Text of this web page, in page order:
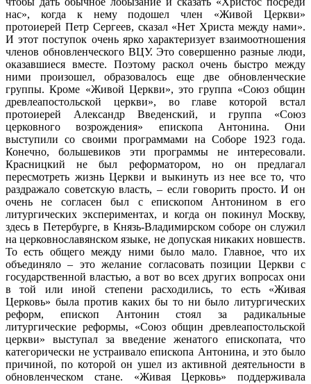
нас», когда к нему подошел член «Живой Церкви»
протоиерей Петр Сергеев, сказал «Нет Христа между нами».
И этот поступок очень ярко характеризует взаимоотношения
членов обновленческого ВЦУ. Это совершенно разные люди,
оказавшиеся вместе. Поэтому раскол очень быстро между
ними произошел, образовалось еще две обновленческие
группы. Кроме «Живой Церкви», это группа «Союз общин
древлеапостольской церкви», во главе которой встал
протоиерей Александр Введенский, и группа «Союз
церковного возрождения» епископа Антонина. Они
выступили со своими программами на Соборе 1923 года.
Конечно, большевиков эти программы не интересовали.
Красницкий не был реформатором, но он предлагал
пересмотреть жизнь Церкви и выкинуть из нее все то, что
раздражало советскую власть, – если говорить просто. И он
очень не согласен был с епископом Антонином в его
литургических экспериментах, и когда он покинул Москву,
здесь в Петербурге, в Князь-Владимирском соборе он служил
на церковнославянском языке, не допуская никаких новшеств.
То есть общего между ними было мало. Главное, что их
объединяло – это желание согласовать позиции Церкви с
государственной властью, а вот во всех других вопросах они
в той или иной степени расходились, то есть «Живая
Церковь» была против каких бы то ни было литургических
реформ, епископ Антонин стоял за радикальные
литургические реформы, «Союз общин древлеапостольской
церкви» выступал за введение женатого епископата, что
категорически не устраивало епископа Антонина, и это было
причиной, по которой он ушел из активной деятельности в
обновленческом стане. «Живая Церковь» поддерживала